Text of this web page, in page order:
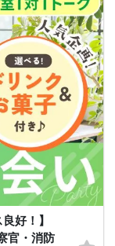
好！】
官・消防